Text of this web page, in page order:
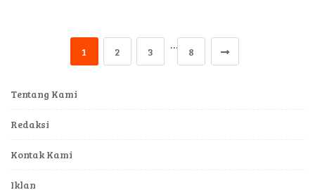
1 2 3
…
8
Tentang Kami
Redaksi
Kontak Kami
Iklan